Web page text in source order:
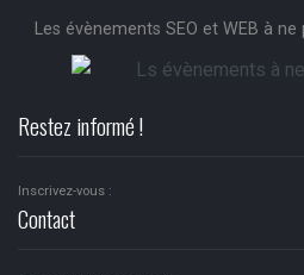
Les évènements SEO et WEB à
Restez informé !
Inscrivez-vous :
Contact